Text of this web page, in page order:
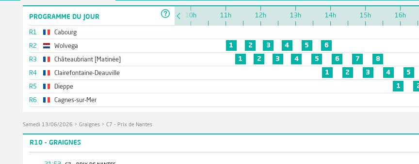
PROGRAMME DU JOUR
R1 Cabourg
R2 Wolvega
R3 Châteaubriant [Matinée]
R4 Clairefontaine-Deauville
R5 Dieppe
R6 Cagnes-sur-Mer
10h 11h 12h 13h 14h 15h 16h
1
2 3 4 5
6
1
2 3 4 5 6 7
8
1
2 3 4 5
1
Samedi 13/06/2026 > Graignes > C7 - Prix de Nantes
R10 - GRAIGNES